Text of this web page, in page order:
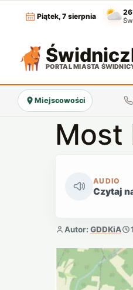
Piątek, 7 sierpnia
PORTAL MIASTA
Miejscowości
Most
AUDIO
Czytaj
Autor: GDDKiA